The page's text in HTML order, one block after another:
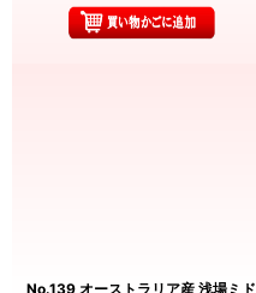
No.139 オーストラリア産 浅場ミド